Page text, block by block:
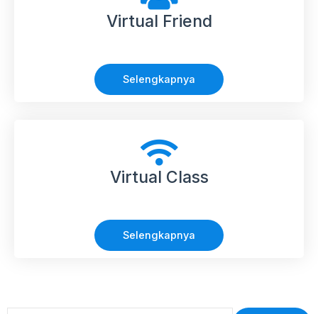
Virtual Friend
Selengkapnya
Virtual Class
Selengkapnya